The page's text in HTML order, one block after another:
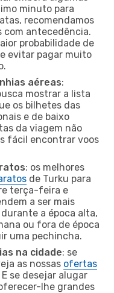
minuto para
recomendamos
com antecedência.
probabilidade de
e evitar pagar muito
aéreas:
mostrar a lista
os bilhetes das
e de baixo
da viagem não
fácil encontrar voos
: os melhores
de Turku para
terça-feira e
a ser mais
a época alta,
ou fora de época
uma pechincha.
na cidade: se
as nossas ofertas
E se desejar alugar
lhe grandes